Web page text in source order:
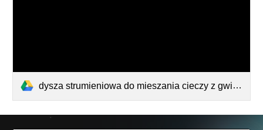
dysza strumieniowa do mieszania cieczy z gwintem 1-4 cala -ok 15 l_min przy 1 bar mniejszy.pdf